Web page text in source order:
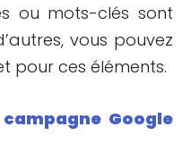
ou mots-clés sont
vous pouvez
pour ces éléments.
Google